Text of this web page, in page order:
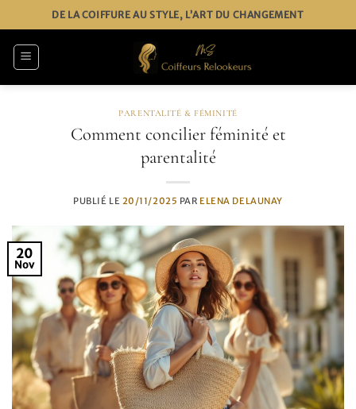
au
contenu
DE LA COIFFURE AU STYLE, L’ART DU CHANGEMENT
PARENTALITÉ & FÉMINITÉ
Comment concilier féminité et
parentalité
PUBLIÉ LE 20/11/2025 PAR ELENA DELAUNAY
20
Nov